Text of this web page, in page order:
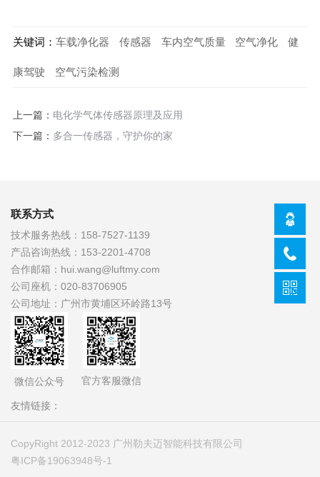
关键词： 车载净化器 传感器 车内空气质量 空气净化 健
康驾驶 空气污染检测
上一篇： 电化学气体传感器原理及应用
下一篇： 多合一传感器，守护你的家
联系方式
技术服务热线： 158-7527-1139
产品咨询热线： 153-2201-4708
合作邮箱： hui.wang@luftmy.com
公司座机： 020-83706905
公司地址： 广州市黄埔区环岭路13号
微信公众号 官方客服微信
友情链接：
CopyRight 2012-2023 广州勒夫迈智能科技有限公司
粤ICP备19063948号-1